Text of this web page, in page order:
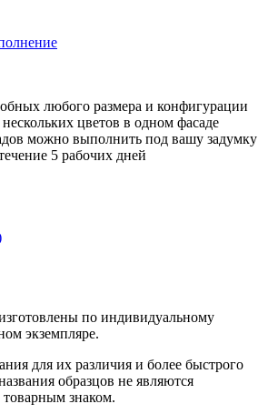
любого размера и конфигурации
цветов в одном фасаде
можно выполнить под вашу задумку
5 рабочих дней
по индивидуальному
экземпляре.
для их различия и более быстрого
образцов не являются
знаком.